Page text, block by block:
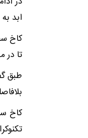
ابد به علاوه ۱۷۰۰ غزه‌ای را که پس از ۷
کاخ
تا در
کاخ